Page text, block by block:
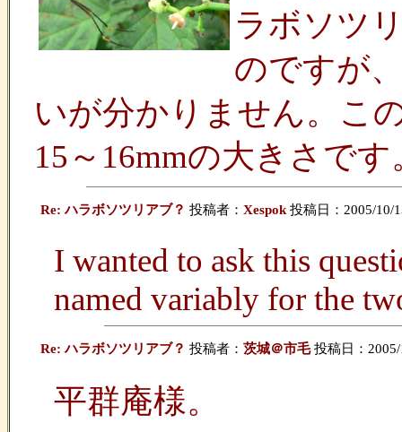
ラボソツ
のですが
いが分かりません。こ
15～16mmの大きさです
Re: ハラボソツリアブ？ 投稿者： Xespok 投稿日：2005/10/
I wanted to ask this
named variably for the
Re: ハラボソツリアブ？ 投稿者： 茨城＠市毛 投稿日：
平群庵様。